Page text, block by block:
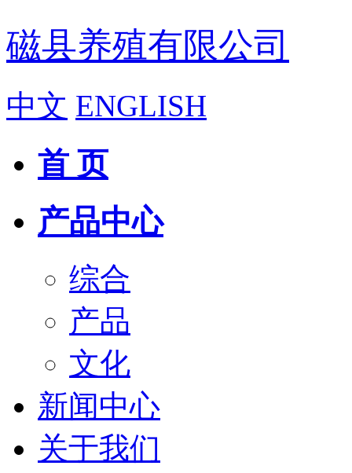
磁县养殖有限公司
中文 ENGLISH
首 页
产品中心
综合
产品
文化
新闻中心
关于我们